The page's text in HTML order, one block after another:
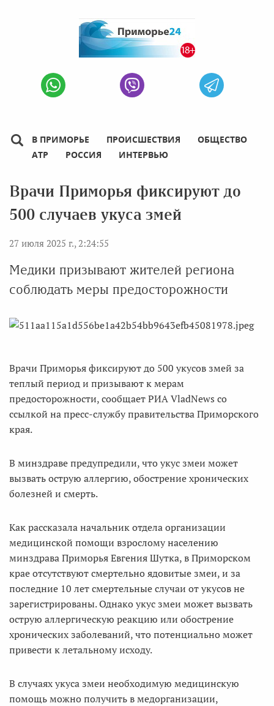
В ПРИМОРЬЕ ПРОИСШЕСТВИЯ
ОБЩЕСТВО
АТР
РОССИЯ ИНТЕРВЬЮ
Врачи Приморья фиксируют до
500 случаев укуса змей
27 июля 2025 г., 2:24:55
Медики призывают жителей региона
соблюдать меры предосторожности
Врачи Приморья фиксируют до 500 укусов змей за
теплый период и призывают к мерам
предосторожности, сообщает РИА VladNews со
ссылкой на пресс-службу правительства Приморского
края.
В минздраве предупредили, что укус змеи может
вызвать острую аллергию, обострение хронических
болезней и смерть.
Как рассказала начальник отдела организации
медицинской помощи взрослому населению
минздрава Приморья Евгения Шутка, в Приморском
крае отсутствуют смертельно ядовитые змеи, и за
последние 10 лет смертельные случаи от укусов не
зарегистрированы. Однако укус змеи может вызвать
острую аллергическую реакцию или обострение
хронических заболеваний, что потенциально может
привести к летальному исходу.
В случаях укуса змеи необходимую медицинскую
помощь можно получить в медорганизации,